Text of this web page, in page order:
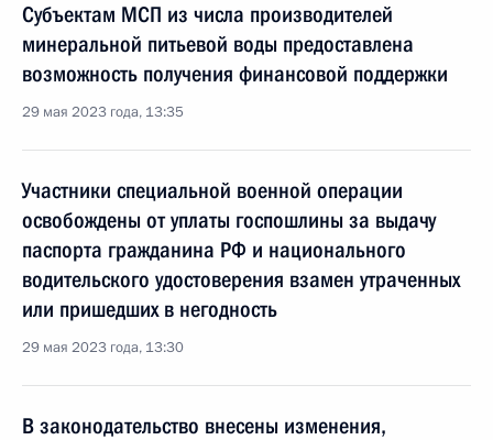
Субъектам МСП из числа производителей
минеральной питьевой воды предоставлена
возможность получения финансовой поддержки
29 мая 2023 года, 13:35
Участники специальной военной операции
освобождены от уплаты госпошлины за выдачу
паспорта гражданина РФ и национального
водительского удостоверения взамен утраченных
или пришедших в негодность
29 мая 2023 года, 13:30
В законодательство внесены изменения,